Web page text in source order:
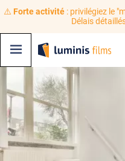
⚠️ Forte activité: privilégiez le
Délais